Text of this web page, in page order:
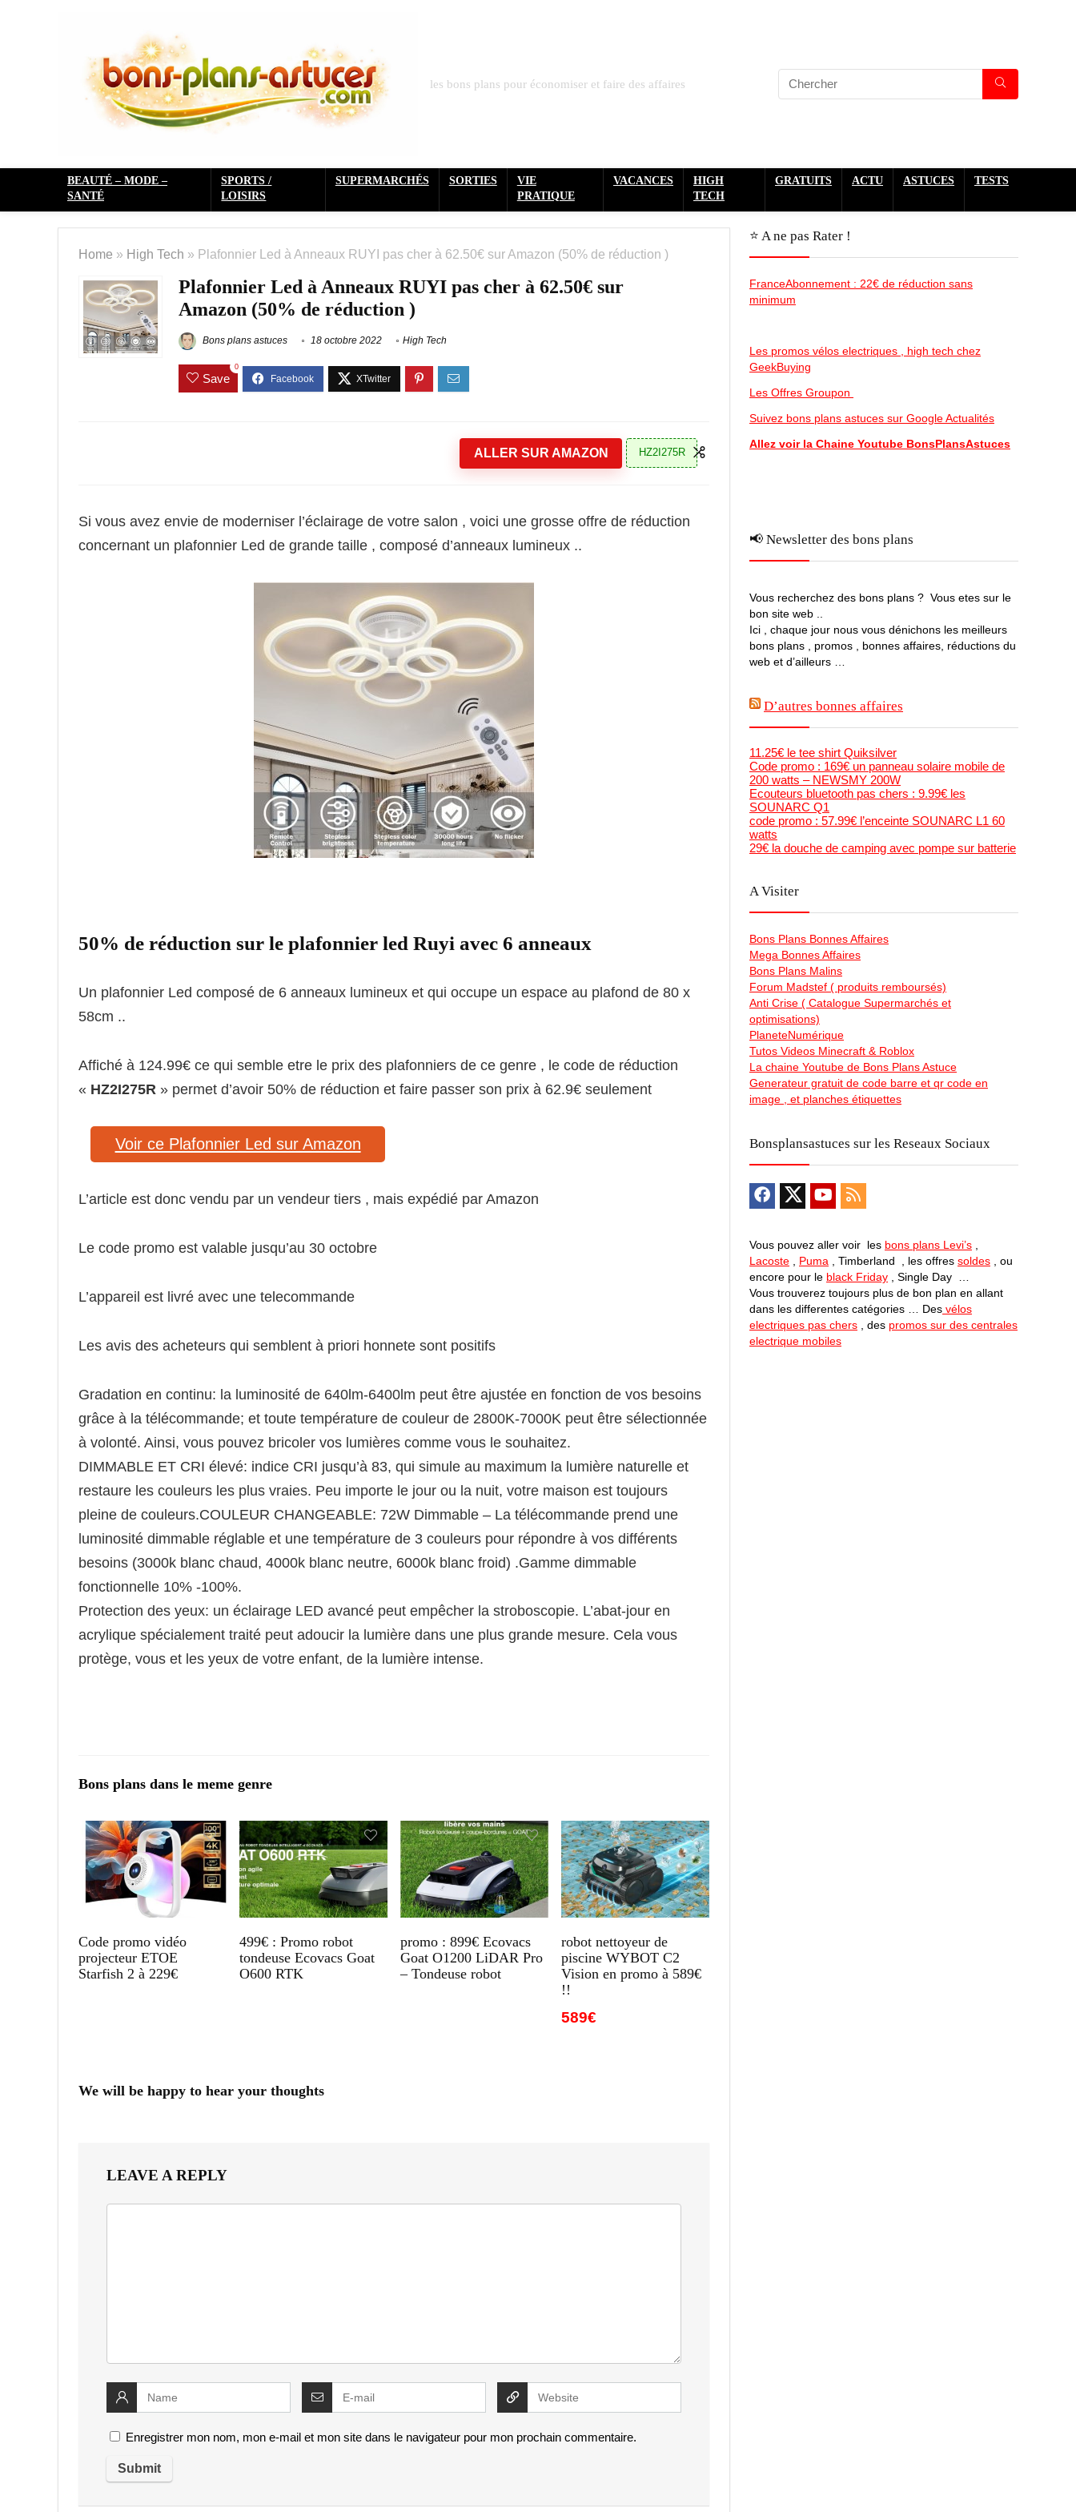
les bons plans pour économiser et faire des affaires
BEAUTÉ – MODE –
SANTÉ
SPORTS /
LOISIRS
SUPERMARCHÉS SORTIES
VIE
PRATIQUE
VACANCES
HIGH
TECH
GRATUITS ACTU ASTUCES TESTS
Home » High Tech » Plafonnier Led à Anneaux RUYI pas cher à 62.50€ sur Amazon (50% de réduction )
Plafonnier Led à Anneaux RUYI pas cher à 62.50€ sur
Amazon (50% de réduction )
Bons plans astuces 18 octobre 2022 High Tech
Save
0
ALLER SUR AMAZON HZ2I275R
Si vous avez envie de moderniser l’éclairage de votre salon , voici une grosse offre de réduction
concernant un plafonnier Led de grande taille , composé d’anneaux lumineux ..
50% de réduction sur le plafonnier led Ruyi avec 6 anneaux
Un plafonnier Led composé de 6 anneaux lumineux et qui occupe un espace au plafond de 80 x
58cm ..
Affiché à 124.99€ ce qui semble etre le prix des plafonniers de ce genre , le code de réduction
« HZ2I275R » permet d’avoir 50% de réduction et faire passer son prix à 62.9€ seulement
Voir ce Plafonnier Led sur Amazon
L’article est donc vendu par un vendeur tiers , mais expédié par Amazon
Le code promo est valable jusqu’au 30 octobre
L’appareil est livré avec une telecommande
Les avis des acheteurs qui semblent à priori honnete sont positifs
Gradation en continu: la luminosité de 640lm-6400lm peut être ajustée en fonction de vos besoins
grâce à la télécommande; et toute température de couleur de 2800K-7000K peut être sélectionnée
à volonté. Ainsi, vous pouvez bricoler vos lumières comme vous le souhaitez.
DIMMABLE ET CRI élevé: indice CRI jusqu’à 83, qui simule au maximum la lumière naturelle et
restaure les couleurs les plus vraies. Peu importe le jour ou la nuit, votre maison est toujours
pleine de couleurs.COULEUR CHANGEABLE: 72W Dimmable – La télécommande prend une
luminosité dimmable réglable et une température de 3 couleurs pour répondre à vos différents
besoins (3000k blanc chaud, 4000k blanc neutre, 6000k blanc froid) .Gamme dimmable
fonctionnelle 10% -100%.
Protection des yeux: un éclairage LED avancé peut empêcher la stroboscopie. L’abat-jour en
acrylique spécialement traité peut adoucir la lumière dans une plus grande mesure. Cela vous
protège, vous et les yeux de votre enfant, de la lumière intense.
Bons plans dans le meme genre
Code promo vidéo
projecteur ETOE
Starfish 2 à 229€
499€ : Promo robot
tondeuse Ecovacs Goat
O600 RTK
promo : 899€ Ecovacs
Goat O1200 LiDAR Pro
– Tondeuse robot
robot nettoyeur de
piscine WYBOT C2
Vision en promo à 589€
!!
589€
We will be happy to hear your thoughts
LEAVE A REPLY
Enregistrer mon nom, mon e-mail et mon site dans le navigateur pour mon prochain commentaire.
⭐️ A ne pas Rater !
FranceAbonnement : 22€ de réduction sans
minimum
Les promos vélos electriques , high tech chez
GeekBuying
Les Offres Groupon
Suivez bons plans astuces sur Google Actualités
Allez voir la Chaine Youtube BonsPlansAstuces
📢 Newsletter des bons plans
Vous recherchez des bons plans ? Vous etes sur le
bon site web ..
Ici , chaque jour nous vous dénichons les meilleurs
bons plans , promos , bonnes affaires, réductions du
web et d’ailleurs …
D’autres bonnes affaires
11.25€ le tee shirt Quiksilver
Code promo : 169€ un panneau solaire mobile de
200 watts – NEWSMY 200W
Ecouteurs bluetooth pas chers : 9.99€ les
SOUNARC Q1
code promo : 57.99€ l’enceinte SOUNARC L1 60
watts
29€ la douche de camping avec pompe sur batterie
A Visiter
Bons Plans Bonnes Affaires
Mega Bonnes Affaires
Bons Plans Malins
Forum Madstef ( produits remboursés)
Anti Crise ( Catalogue Supermarchés et
optimisations)
PlaneteNumérique
Tutos Videos Minecraft & Roblox
La chaine Youtube de Bons Plans Astuce
Generateur gratuit de code barre et qr code en
image , et planches étiquettes
Bonsplansastuces sur les Reseaux Sociaux
Vous pouvez aller voir les bons plans Levi’s
Lacoste
Puma , Timberland , les offres soldes , ou
encore pour le black Friday , Single Day …
Vous trouverez toujours plus de bon plan en allant
dans les differentes catégories … Des vélos
electriques pas chers , des promos sur des centrales
electrique mobiles